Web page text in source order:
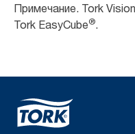
Примечание. Tork
Tork EasyCube®.